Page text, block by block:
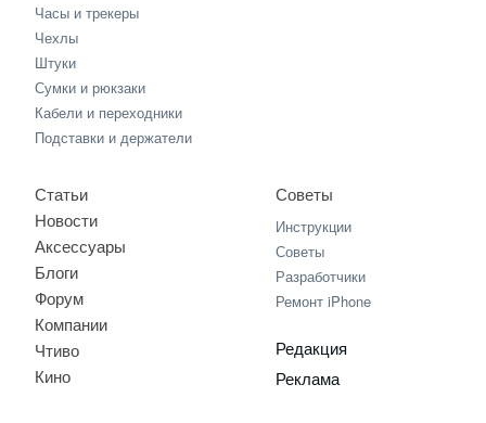
Часы и трекеры
Чехлы
Штуки
Сумки и рюкзаки
Кабели и переходники
Подставки и держатели
Статьи
Новости
Аксессуары
Блоги
Форум
Компании
Чтиво
Кино
Советы
Инструкции
Советы
Разработчики
Ремонт iPhone
Редакция
Реклама